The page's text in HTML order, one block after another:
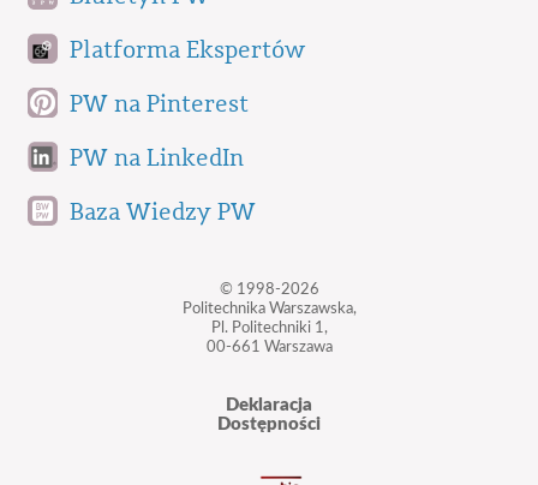
Platforma Ekspertów
PW na Pinterest
PW na LinkedIn
Baza Wiedzy PW
© 1998-2026
Politechnika Warszawska,
Pl. Politechniki 1,
00-661 Warszawa
Deklaracja
Dostępności